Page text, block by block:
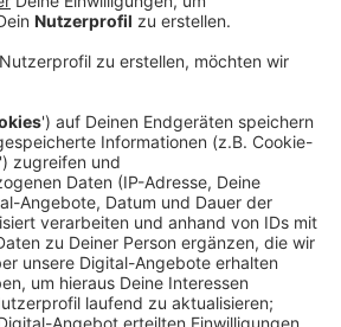
12.05.2026 06:46
sind diese Fahndungen befristet.
im Jahr geben. Im Umfeld
bis zum Wochenende 130
Dabei hat sie ein Messer und
sowie ein paar Drogen